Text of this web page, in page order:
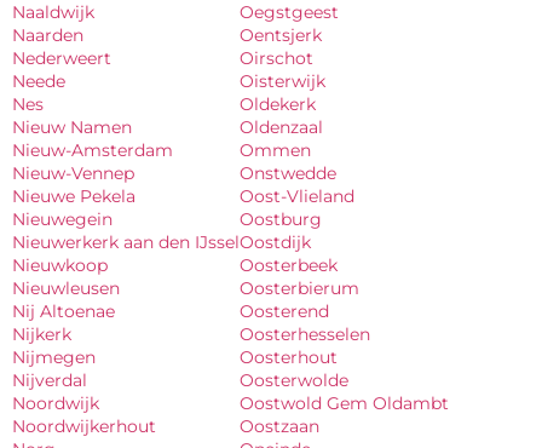
Naaldwijk
Naarden
Nederweert
Neede
Nes
Nieuw Namen
Nieuw-Amsterdam
Nieuw-Vennep
Nieuwe Pekela
Nieuwegein
Nieuwerkerk aan den IJssel
Nieuwkoop
Nieuwleusen
Nij Altoenae
Nijkerk
Nijmegen
Nijverdal
Noordwijk
Noordwijkerhout
Oegstgeest
Oentsjerk
Oirschot
Oisterwijk
Oldekerk
Oldenzaal
Ommen
Onstwedde
Oost-Vlieland
Oostburg
Oostdijk
Oosterbeek
Oosterbierum
Oosterend
Oosterhesselen
Oosterhout
Oosterwolde
Oostwold Gem Oldambt
Oostzaan